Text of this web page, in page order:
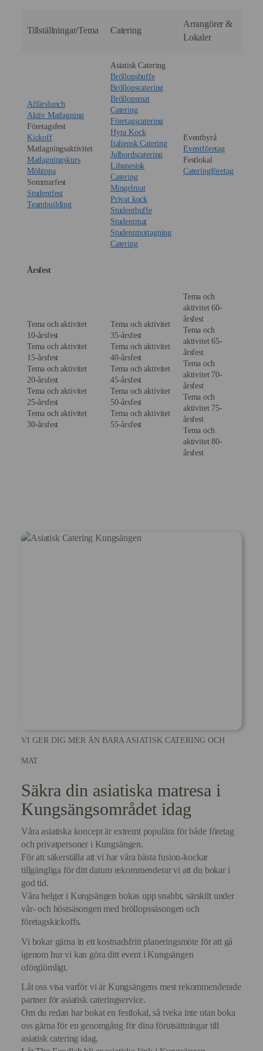
Tillställningar/Tema Catering
Arrangörer &
Lokaler
Affärslunch
Aktiv Matlagning
Företagsfest
Kickoff
Matlagningsaktivitet
Matlagningskurs
Möhippa
Sommarfest
Studentfest
Teambuilding
Asiatisk Catering
Bröllopsbuffe
Bröllopscatering
Bröllopsmat
Catering
Företagscatering
Hyra Kock
Italiensk Catering
Julbordscatering
Libanesisk
Catering
Mingelmat
Privat kock
Studentbuffe
Studentmat
Studentmottagning
Catering
Eventbyrå
Eventföretag
Festlokal
Cateringföretag
Årsfest
Tema och aktivitet
10-årsfest
Tema och aktivitet
15-årsfest
Tema och aktivitet
20-årsfest
Tema och aktivitet
25-årsfest
Tema och aktivitet
30-årsfest
Tema och aktivitet
35-årsfest
Tema och aktivitet
40-årsfest
Tema och aktivitet
45-årsfest
Tema och aktivitet
50-årsfest
Tema och aktivitet
55-årsfest
Tema och
aktivitet 60-
årsfest
Tema och
aktivitet 65-
årsfest
Tema och
aktivitet 70-
årsfest
Tema och
aktivitet 75-
årsfest
Tema och
aktivitet 80-
årsfest
VI GER DIG MER ÄN BARA ASIATISK CATERING OCH
MAT
Säkra din asiatiska matresa i
Kungsängsområdet idag
Våra asiatiska koncept är extremt populära för både företag
och privatpersoner i Kungsängen.
För att säkerställa att vi har våra bästa fusion-kockar
tillgängliga för ditt datum rekommenderar vi att du bokar i
god tid.
Våra helger i Kungsängen bokas upp snabbt, särskilt under
vår- och höstsäsongen med bröllopssäsongen och
företagskickoffs.
Vi bokar gärna in ett kostnadsfritt planeringsmöte för att gå
igenom hur vi kan göra ditt event i Kungsängen
oförglömligt.
Låt oss visa varför vi är Kungsängens mest rekommenderade
partner för asiatisk cateringservice.
Om du redan har bokat en festlokal, så tveka inte utan boka
oss gärna för en genomgång för dina förutsättningar till
asiatisk catering idag.